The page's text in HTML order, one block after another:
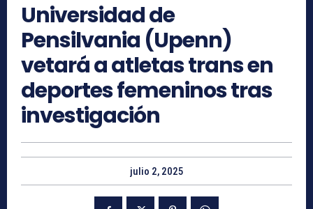
Universidad de
Pensilvania (Upenn)
vetará a atletas trans en
deportes femeninos tras
investigación
julio 2, 2025